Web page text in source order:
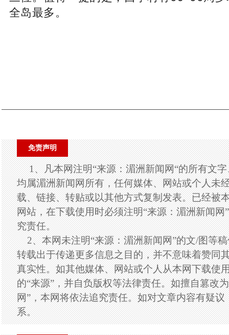
全岛最多。
免责声明
1、凡本网注明“来源：湄洲新闻网“的所有文
均属湄洲新闻网所有，任何媒体、网站或个人未
载、链接、转贴或以其他方式复制发表。已经被
网站，在下载使用时必须注明“来源：湄洲新闻网
究责任。
2、本网未注明“来源：湄洲新闻网”的文/图等稿
转载出于传递更多信息之目的，并不意味着赞同
真实性。如其他媒体、网站或个人从本网下载使
的“来源”，并自负版权等法律责任。如擅自篡改
网”，本网将依法追究责任。如对文章内容有疑议
系。